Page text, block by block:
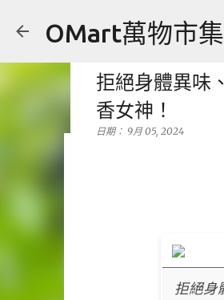
OMart萬物市
[售] YONEX
拒絕身體異味
香女神！
日期： 9月 05, 2024
拒絕身